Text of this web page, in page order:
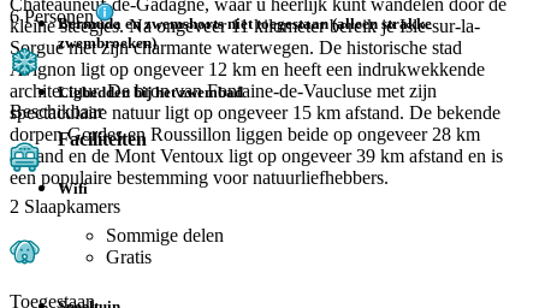
Châteauneuf-de-Gadagne, waar u heerlijk kunt wandelen door de
kleine steegjes. Na ongeveer 11 kilometer bereik je Isle-sur-la-
Sorgue met zijn charmante waterwegen. De historische stad
Avignon ligt op ongeveer 12 km en heeft een indrukwekkende
architectuur. De bron van Fontaine-de-Vaucluse met zijn
spectaculaire natuur ligt op ongeveer 15 km afstand. De bekende
dorpen Gordes en Roussillon liggen beide op ongeveer 28 km
afstand en de Mont Ventoux ligt op ongeveer 39 km afstand en is
een populaire bestemming voor natuurliefhebbers.
Bermuda en zwemshorts niet toegestaan (alleen strakke
zwembroeken)
Ligbedden bij het zwembad
Faciliteiten
Wifi
Sommige delen
Gratis
6 Personen
Beschikbaar
2 Slaapkamers
Toegestaan